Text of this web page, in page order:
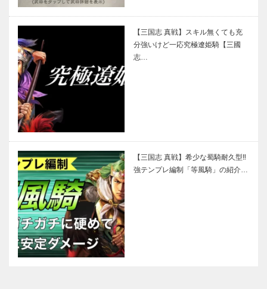
【三国志 真戦】スキル無くても充
分強いけど一応究極遼姫騎【三國
志…
【三国志 真戦】希少な蜀騎耐久型‼
強テンプレ編制「等風騎」の紹介…